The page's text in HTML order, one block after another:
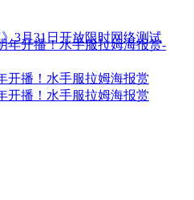
3月31日开放限时网络测试
开播！水手服拉姆海报赏
开播！水手服拉姆海报赏